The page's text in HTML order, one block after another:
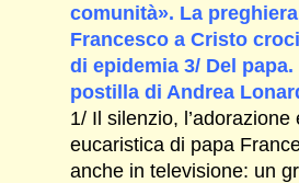
comunità». La
Francesco a Cristo
di epidemia 3/ Del
postilla di Andrea
1/ Il silenzio,
eucaristica di papa
anche in televisione: un